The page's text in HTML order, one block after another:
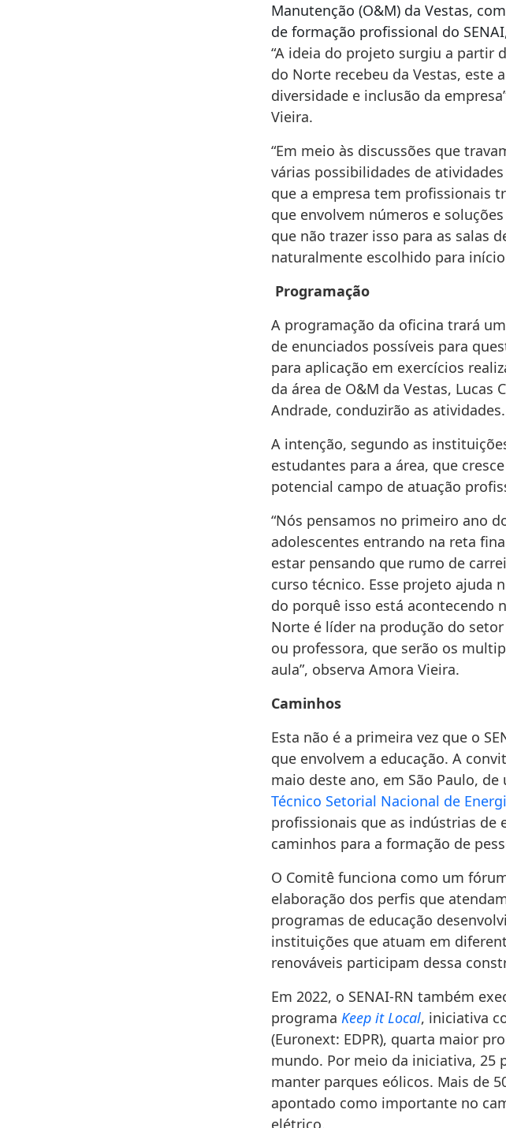
Manutenção (O&M) da Vestas,
de formação profissional do
“A ideia do projeto surgiu a partir
do Norte recebeu da Vestas, este
diversidade e inclusão da
Vieira.
“Em meio às discussões que
várias possibilidades de
que a empresa tem profissionais
que envolvem números e
que não trazer isso para as salas
naturalmente escolhido para
Programação
A programação da oficina trará
de enunciados possíveis para
para aplicação em exercícios
da área de O&M da Vestas, Lucas
Andrade, conduzirão as atividades.
A intenção, segundo as
estudantes para a área, que
potencial campo de atuação
“Nós pensamos no primeiro ano
adolescentes entrando na reta
estar pensando que rumo de
curso técnico. Esse projeto ajuda
do porquê isso está acontecendo
Norte é líder na produção do
ou professora, que serão os
aula”, observa Amora Vieira.
Caminhos
Esta não é a primeira vez que o
que envolvem a educação. A
maio deste ano, em São Paulo,
Técnico Setorial Nacional de
profissionais que as indústrias de
caminhos para a formação de
O Comitê funciona como um
elaboração dos perfis que
programas de educação
instituições que atuam em
renováveis participam dessa
Em 2022, o SENAI-RN também
programa Keep it Local, iniciativa
(Euronext: EDPR), quarta maior
mundo. Por meio da iniciativa, 25
manter parques eólicos. Mais de
apontado como importante no
elétrico.